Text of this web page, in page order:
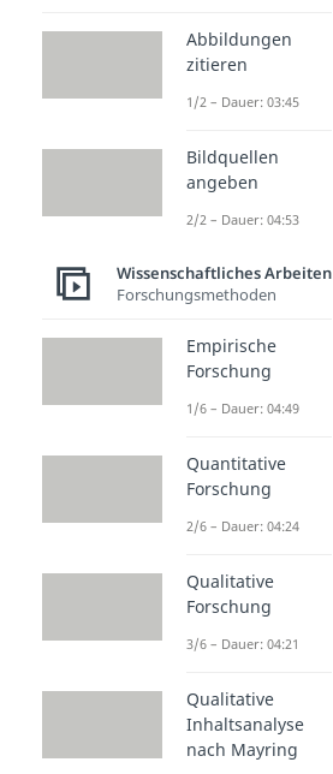
Abbildungen
zitieren
1/2 – Dauer: 03:45
Bildquellen
angeben
2/2 – Dauer: 04:53
Wissenschaftliches Arbeiten
Forschungsmethoden
Empirische
Forschung
1/6 – Dauer: 04:49
Quantitative
Forschung
2/6 – Dauer: 04:24
Qualitative
Forschung
3/6 – Dauer: 04:21
Qualitative
Inhaltsanalyse
nach Mayring